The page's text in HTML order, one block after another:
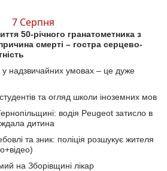
7 Серпня
50-річного гранатометника з
смерті – гостра серцево-
надзвичайних умовах – це дуже
та огляд школи іноземних мов
водія Peugeot затисло в
дитина
та зник: поліція розшукує жителя
на Зборівщині лікар